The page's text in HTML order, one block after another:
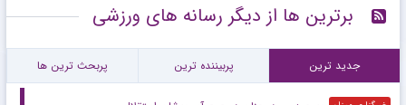
برترین ها از دیگر رسانه های ورزشی
جدید ترین پربیننده ترین پربحث ترین ها